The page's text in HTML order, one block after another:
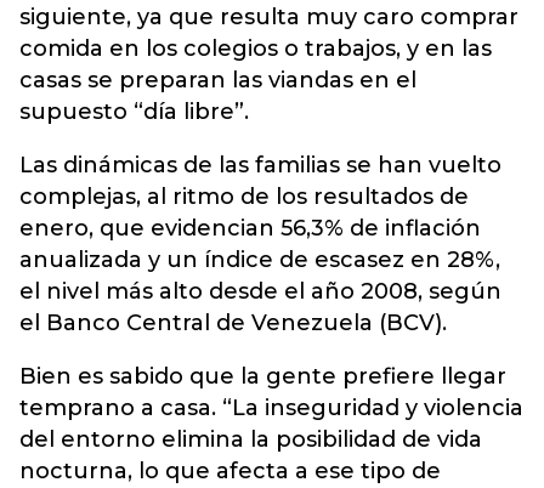
siguiente, ya que resulta muy caro comprar
comida en los colegios o trabajos, y en las
casas se preparan las viandas en el
supuesto “día libre”.
Las dinámicas de las familias se han vuelto
complejas, al ritmo de los resultados de
enero, que evidencian 56,3% de inflación
anualizada y un índice de escasez en 28%,
el nivel más alto desde el año 2008, según
el Banco Central de Venezuela (BCV).
Bien es sabido que la gente prefiere llegar
temprano a casa. “La inseguridad y violencia
del entorno elimina la posibilidad de vida
nocturna, lo que afecta a ese tipo de